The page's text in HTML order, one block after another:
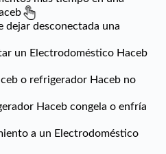
dejar desconectada una
un Electrodoméstico Haceb
o refrigerador Haceb no
Haceb congela o enfría
a un Electrodoméstico